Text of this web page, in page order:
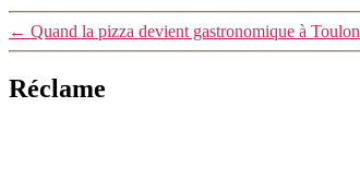
← Quand la pizza devient gastronomique à Toulon
Réclame